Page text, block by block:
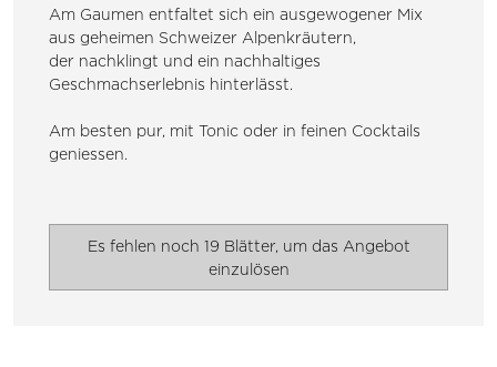
Am Gaumen entfaltet sich ein ausgewogener Mix
aus geheimen Schweizer Alpenkräutern,
der nachklingt und ein nachhaltiges
Geschmachserlebnis hinterlässt.
Am besten pur, mit Tonic oder in feinen Cocktails
geniessen.
Es fehlen noch 19 Blätter, um das Angebot
einzulösen